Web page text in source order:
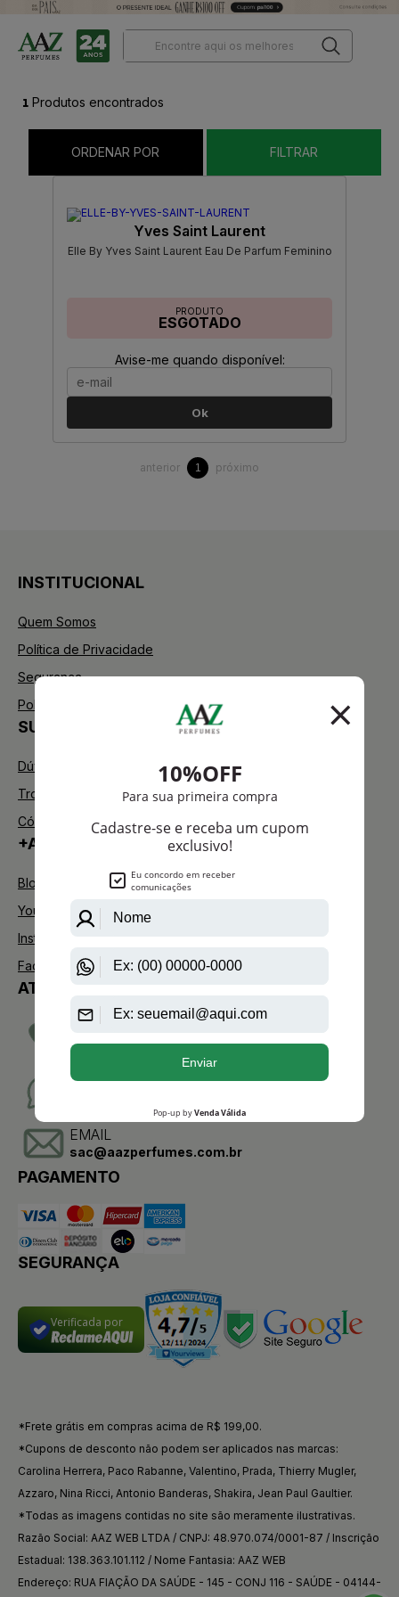
1 Produtos encontrados
ORDENAR POR FILTRAR
Yves Saint Laurent
Elle By Yves Saint Laurent Eau De Parfum Feminino
PRODUTO
ESGOTADO
Avise-me quando disponível:
Ok
anterior 1 próximo
INSTITUCIONAL
Quem Somos
Política de Privacidade
Segurança
Política de Troca
SUPORTE
Dúvidas Frequentes
Trocas e Devoluções
Código de defesa do consumidor
+AAZ PERFUMES
Blog
Youtube
Instagram
Facebook
ATENDIMENTO
(11)2275-0076
WHATSAPP
EMAIL
sac@aazperfumes.com.br
PAGAMENTO
SEGURANÇA
Verificada por
*Frete grátis em compras acima de R$ 199,00.
*Cupons de desconto não podem ser aplicados nas marcas:
Carolina Herrera, Paco Rabanne, Valentino, Prada, Thierry Mugler,
Azzaro, Nina Ricci, Antonio Banderas, Shakira, Jean Paul Gaultier.
*Todas as imagens contidas no site são meramente ilustrativas.
Razão Social: AAZ WEB LTDA / CNPJ: 48.970.074/0001-87 / Inscrição
Estadual: 138.363.101.112 / Nome Fantasia: AAZ WEB
Endereço: RUA FIAÇÃO DA SAÚDE - 145 - CONJ 116 - SAÚDE - 04144-